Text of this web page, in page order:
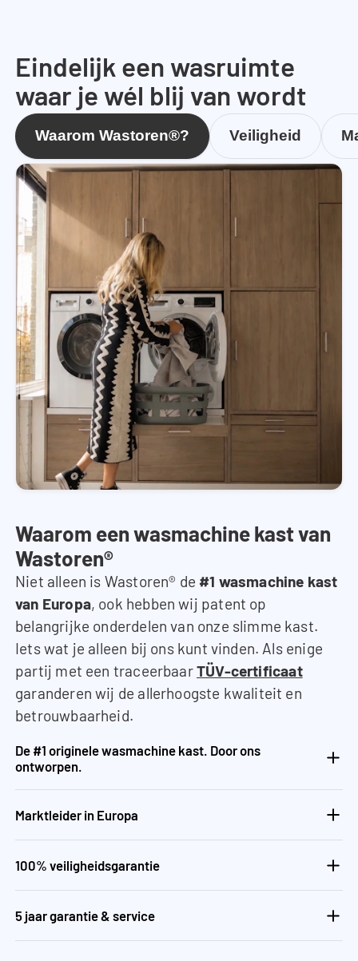
Eindelijk een wasruimte
waar je wél blij van wordt
Waarom Wastoren®? Veiligheid
Waarom een wasmachine kast van
Wastoren®
Niet alleen is Wastoren® de #1 wasmachine kast
van Europa, ook hebben wij patent op
belangrijke onderdelen van onze slimme kast.
Iets wat je alleen bij ons kunt vinden. Als enige
partij met een traceerbaarTÜV-certificaat
garanderen wij de allerhoogste kwaliteit en
betrouwbaarheid.
De #1 originele wasmachine kast. Door ons
ontworpen.
Marktleider in Europa
100% veiligheidsgarantie
5 jaar garantie & service